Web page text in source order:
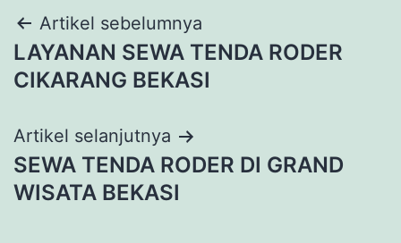
Navigasi
pos
Artikel sebelumnya
LAYANAN SEWA TENDA RODER
CIKARANG BEKASI
Artikel selanjutnya
SEWA TENDA RODER DI GRAND
WISATA BEKASI